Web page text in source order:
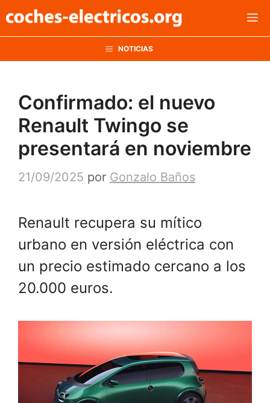
al
NOTICIAS
Confirmado: el nuevo
Renault Twingo se
presentará en noviembre
21/09/2025 por Gonzalo Baños
Renault recupera su mítico
urbano en versión eléctrica con
un precio estimado cercano a los
20.000 euros.